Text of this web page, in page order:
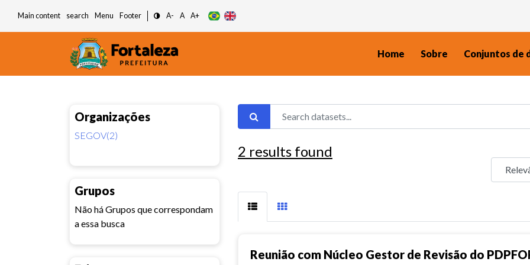
Main content search Menu Footer A- A A+
Home Sobre Conjuntos de
Organizações
SEGOV(2)
Grupos
Não há Grupos que correspondam
a essa busca
2 results found
Reunião com Núcleo Gestor de Revisão do